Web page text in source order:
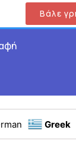
Βάλε
Greek